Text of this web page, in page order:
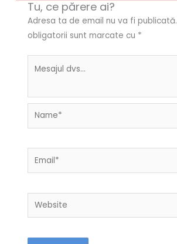
Tu, ce părere ai?
Adresa ta de email nu va fi publicată.
obligatorii sunt marcate cu *
Name*
Email*
Website